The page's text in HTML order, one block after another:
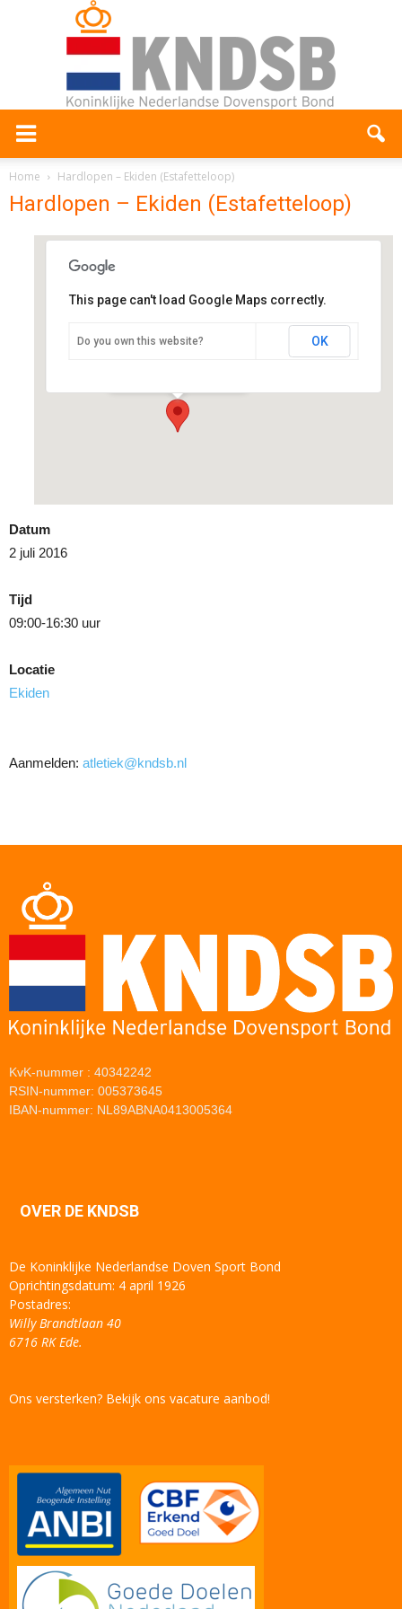
Home Hardlopen – Ekiden (Estafetteloop)
Hardlopen – Ekiden (Estafetteloop)
Ekiden
This page can't load Google Maps correctly.
Do you own this website? OK
Datum
2 juli 2016
Tijd
09:00-16:30 uur
Locatie
Ekiden
Aanmelden: atletiek@kndsb.nl
KvK-nummer : 40342242
RSIN-nummer: 005373645
IBAN-nummer: NL89ABNA0413005364
OVER DE KNDSB
De Koninklijke Nederlandse Doven Sport Bond
Oprichtingsdatum: 4 april 1926
Postadres:
Willy Brandtlaan 40
6716 RK Ede.
Ons versterken? Bekijk ons vacature aanbod!